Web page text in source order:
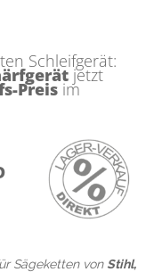
Schleifgerät:
jetzt
Preis im
Sägeketten von Stihl,